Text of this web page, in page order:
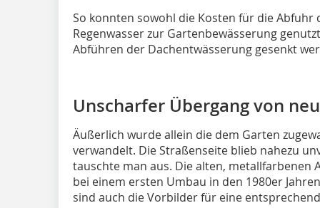
So konnten sowohl die Kosten für die Abfuhr
Regenwasser zur Gartenbewässerung
Abführen der Dachentwässerung gesenkt
Unscharfer Übergang von
Äußerlich wurde allein die dem Garten
verwandelt. Die Straßenseite blieb nahezu
tauschte man aus. Die alten,
bei einem ersten Umbau in den 1980er
sind auch die Vorbilder für eine